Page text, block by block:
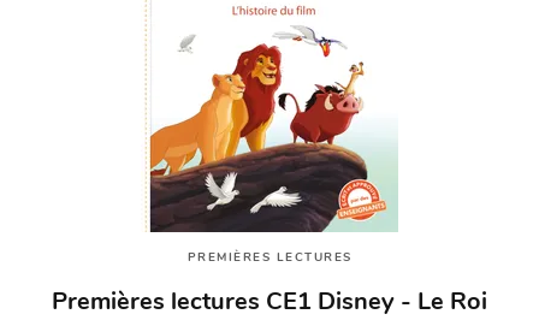
PREMIÈRES LECTURES
Premières lectures CE1 Disney - Le Roi